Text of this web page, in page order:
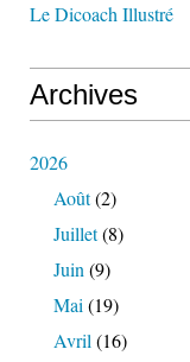
Le Dicoach Illustré
Archives
2026
Août(2)
Juillet(8)
Juin (9)
Mai (19)
Avril (16)